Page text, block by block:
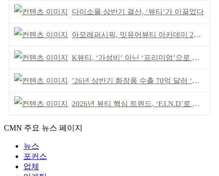
다이소몰 상반기 결산, ‘뷰티’가 이끌었다
아모레퍼시픽, 밋유어뷰티 아카데미 2기 발대식
K뷰티, ‘가성비’ 아닌 ‘프리미엄’으로 승부걸어야
’26년 상반기 화장품 수출 70억 달러 ‘역대 최고’
2026년 뷰티 핵심 트렌드, ‘F.I.N.D’로 읽는다
CMN 주요 뉴스 페이지
뉴스
포커스
업체